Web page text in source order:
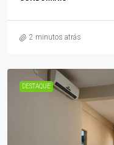
2 minutos atrás
DESTAQUE